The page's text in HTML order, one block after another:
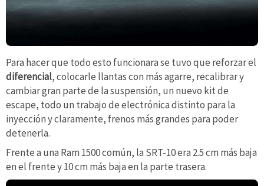
Para hacer que todo esto funcionara se tuvo que reforzar el
diferencial, colocarle llantas con más agarre, recalibrar y
cambiar gran parte de la suspensión, un nuevo kit de
escape, todo un trabajo de electrónica distinto para la
inyección y claramente, frenos más grandes para poder
detenerla.
Frente a una Ram 1500 común, la SRT-10 era 2.5 cm más baja
en el frente y 10 cm más baja en la parte trasera.